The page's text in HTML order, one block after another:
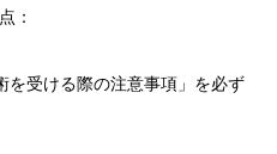
：
を受ける際の注意事項」を必ず